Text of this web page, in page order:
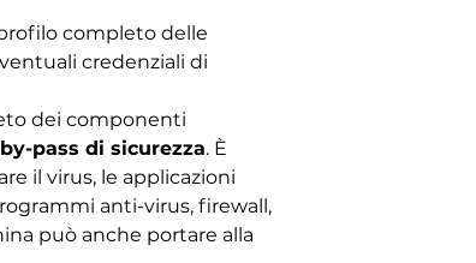
completo delle
credenziali di
dei componenti
by-pass di sicurezza. È
il virus, le applicazioni
anti-virus, firewall,
può anche portare alla